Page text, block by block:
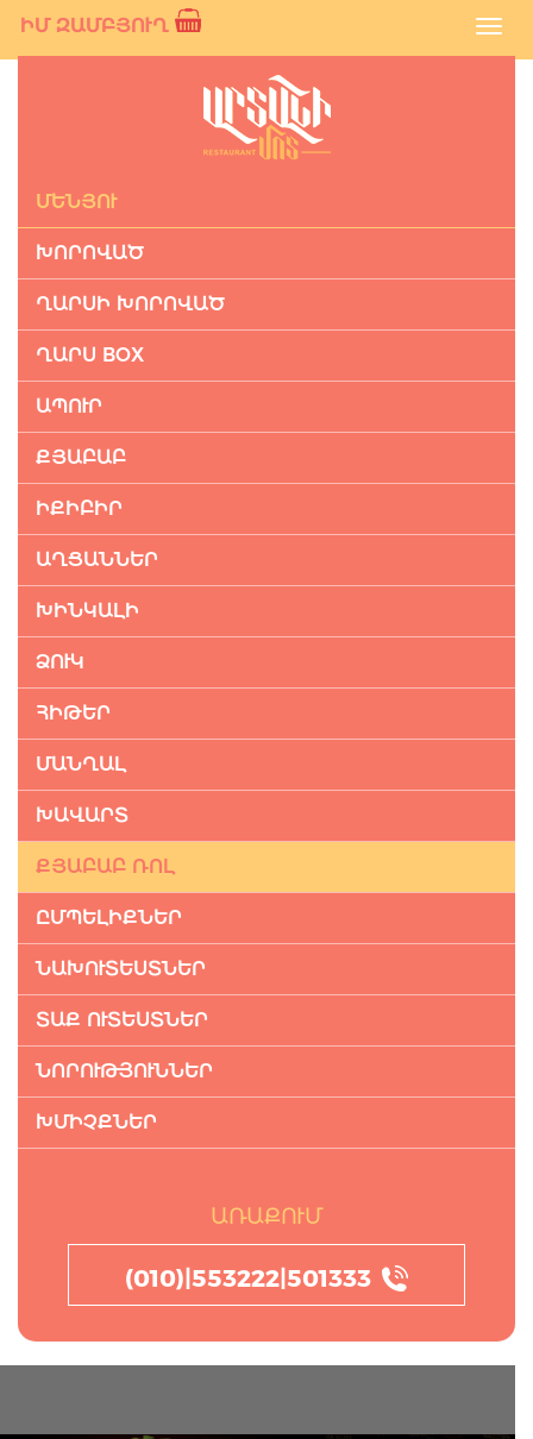
ԻՄ ԶԱՄԲՅՈՒՂ
ՄԵՆՅՈՒ
ԽՈՐՈՎԱԾ
ՂԱՐՍԻ ԽՈՐՈՎԱԾ
ՂԱՐՍ BOX
ԱՊՈՒՐ
ՔՅԱԲԱԲ
ԻՔԻԲԻՐ
ԱՂՑԱՆՆԵՐ
ԽԻՆԿԱԼԻ
ՁՈՒԿ
ՀԻԹԵՐ
ՄԱՆՂԱԼ
ԽԱՎԱՐՏ
ՔՅԱԲԱԲ ՌՈԼ
ԸՄՊԵԼԻՔՆԵՐ
ՆԱԽՈՒՏԵՍՏՆԵՐ
ՏԱՔ ՈՒՏԵՍՏՆԵՐ
ՆՈՐՈՒԹՅՈՒՆՆԵՐ
ԽՄԻՉՔՆԵՐ
ԱՌԱՔՈՒՄ
(010)|553222|501333